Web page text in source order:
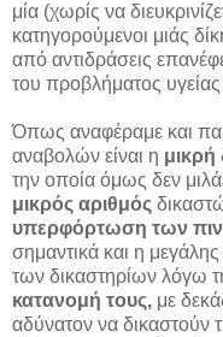
μία (χωρίς να
κατηγορούμενοι μιάς
από αντιδράσεις
του προβλήματος
Όπως αναφέραμε και
αναβολών είναι η μικρή
την οποία όμως δεν
μικρός αριθμός
υπερφόρτωση των
σημαντικά και η μεγάλης
των δικαστηρίων λόγω
κατανομή τους, με
αδύνατον να δικαστούν